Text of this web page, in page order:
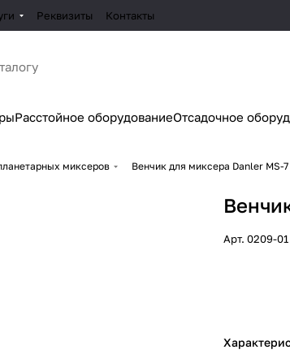
Реквизиты Контакты
Расстойное оборудованиеОтсадочное
миксеров Венчик для миксера Danler MS-7
Арт.0209-01